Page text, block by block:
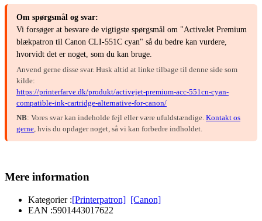
Om spørgsmål og svar:
Vi forsøger at besvare de vigtigste spørgsmål om "ActiveJet Premium
blækpatron til Canon CLI-551C cyan" så du bedre kan vurdere,
hvorvidt det er noget, som du kan bruge.
Anvend gerne disse svar. Husk altid at linke tilbage til denne side som
kilde:
https://printerfarve.dk/produkt/activejet-premium-acc-551cn-cyan-
compatible-ink-cartridge-alternative-for-canon/
NB: Vores svar kan indeholde fejl eller være ufuldstændige. Kontakt os
gerne , hvis du opdager noget, så vi kan forbedre indholdet.
Mere information
Kategorier :[Printerpatron] [Canon]
EAN :5901443017622